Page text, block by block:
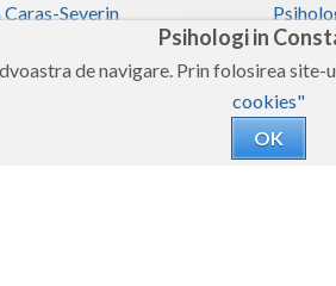
Psihologi in
de navigare. Prin folosirea
cookies"
OK
Severin
Galati